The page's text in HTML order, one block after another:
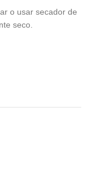
o usar secador de
seco.